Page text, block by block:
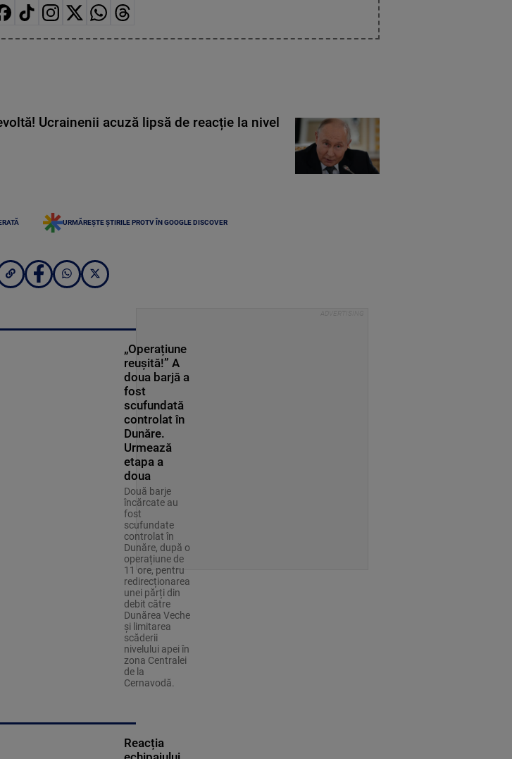
Ucrainenii acuză lipsă de reacție la nivel
URMĂREȘTE ȘTIRILE PROTV ÎN GOOGLE DISCOVER
„Operațiune
reușită!” A
doua barjă a
fost
scufundată
controlat în
Dunăre.
Urmează
etapa a
doua
Două barje
încărcate au
fost
scufundate
controlat în
Dunăre, după o
operațiune de
11 ore, pentru
redirecționarea
unei părți din
debit către
Dunărea Veche
și limitarea
scăderii
nivelului apei în
zona Centralei
de la
Cernavodă.
Reacția